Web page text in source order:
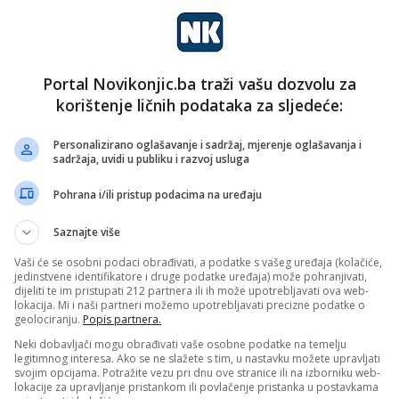
dokumenata u BiH, izbori nisu
Izdavanje pasoša, ličnih karata, vozačkih, rad policije,
Bosne i Hercegovine ugroženi su zbog…
Pročitaj više
nk 1 7. Jula 2025.
Predstavljena aplikacija e-
na jednom mjestu, građani
pozvani da se registruju
Agencija za identifikacione dokumente, evidenciju i
razmjenu podataka Bosne i Hercegovine (IDDEEA
BiH) predstavila je mobilnu i desktop aplikaciju e-
IDDEEA,…
Pročitaj više
Portal Novikonjic.ba traži vašu dozvolu za
korištenje ličnih podataka za sljedeće:
Personalizirano oglašavanje i sadržaj, mjerenje oglašavanja i
sadržaja, uvidi u publiku i razvoj usluga
Pohrana i/ili pristup podacima na uređaju
Saznajte više
Vaši će se osobni podaci obrađivati, a podatke s vašeg uređaja (kolačiće,
jedinstvene identifikatore i druge podatke uređaja) može pohranjivati,
dijeliti te im pristupati 212 partnera ili ih može upotrebljavati ova web-
lokacija. Mi i naši partneri možemo upotrebljavati precizne podatke o
geolociranju. Popis partnera.
Neki dobavljači mogu obrađivati vaše osobne podatke na temelju
legitimnog interesa. Ako se ne slažete s tim, u nastavku možete upravljati
svojim opcijama. Potražite vezu pri dnu ove stranice ili na izborniku web-
lokacije za upravljanje pristankom ili povlačenje pristanka u postavkama